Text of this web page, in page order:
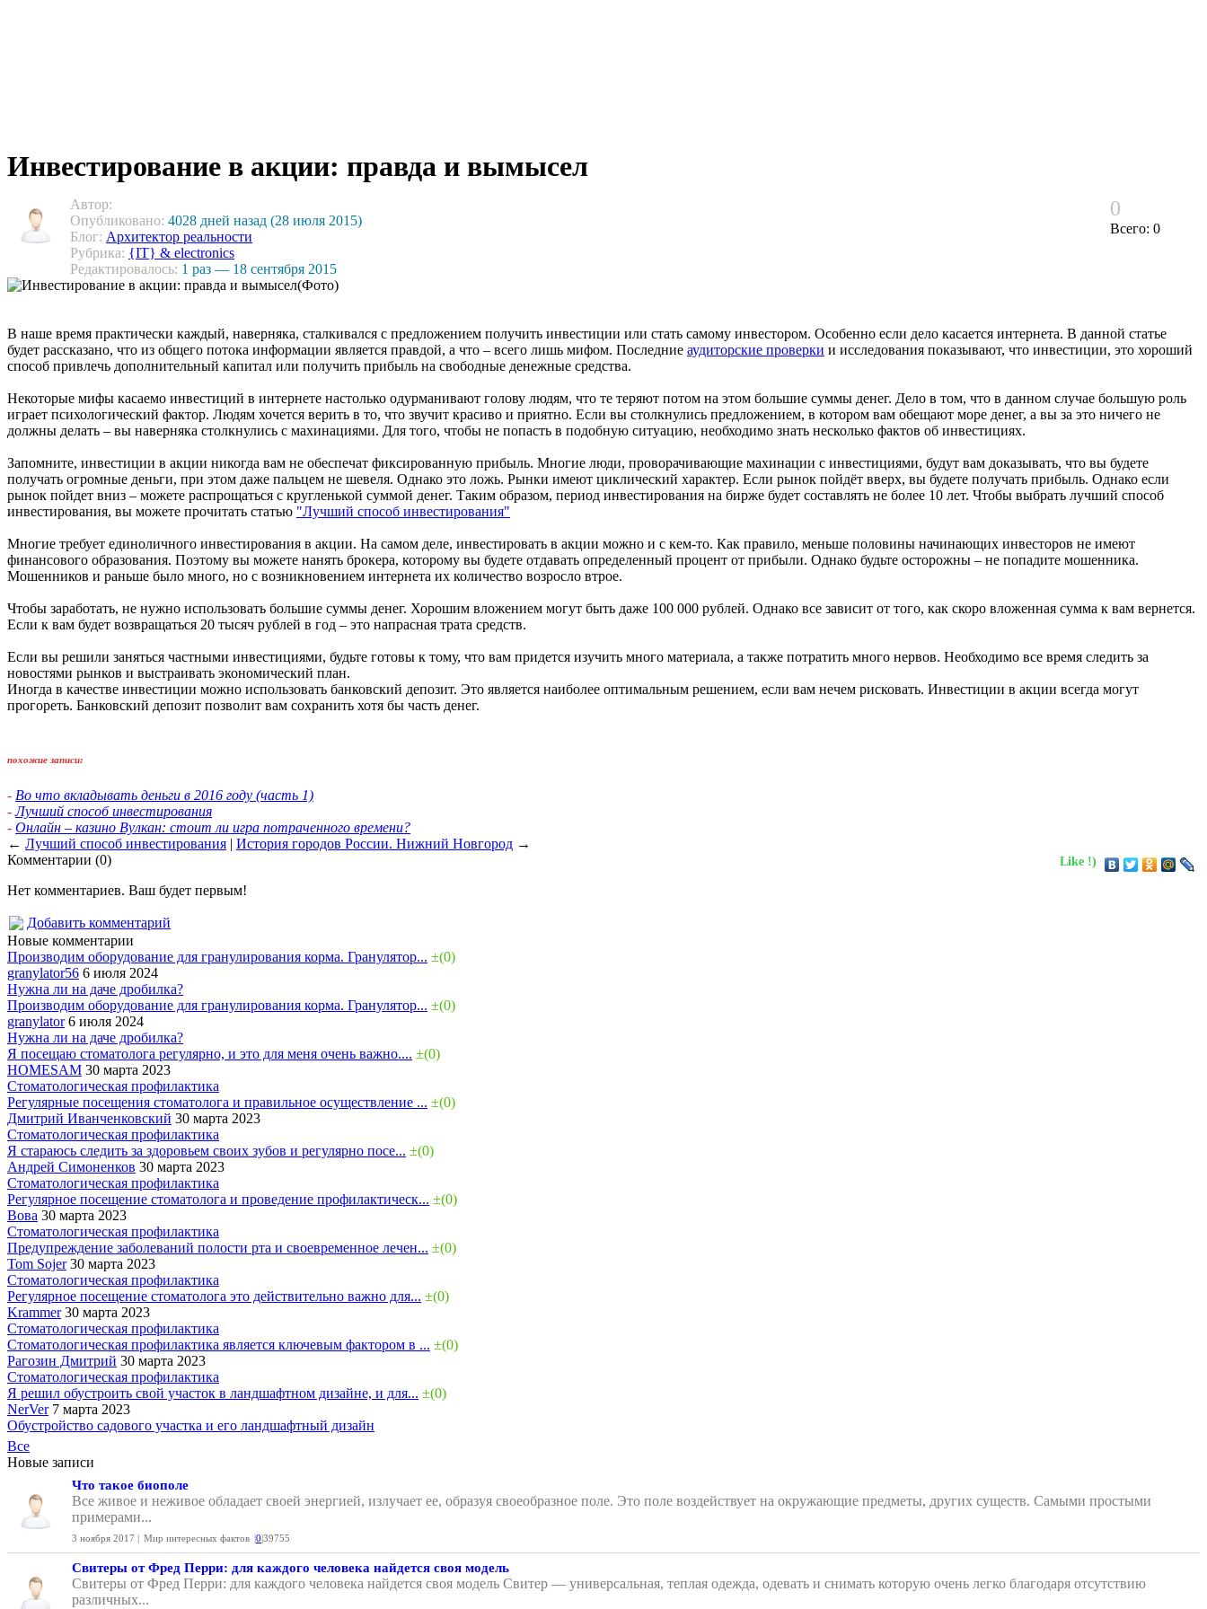
Инвестирование в акции: правда и вымысел
Автор:
Опубликовано: 4028 дней назад (28 июля 2015)
Блог: Архитектор реальности
Рубрика: {IT} & electronics
Редактировалось: 1 раз — 18 сентября 2015
0
Всего: 0
В наше время практически каждый, наверняка, сталкивался с предложением получить инвестиции или стать самому инвестором. Особенно если дело касается интернета. В данной статье
будет рассказано, что из общего потока информации является правдой, а что – всего лишь мифом. Последние аудиторские проверки и исследования показывают, что инвестиции, это хороший
способ привлечь дополнительный капитал или получить прибыль на свободные денежные средства.
Некоторые мифы касаемо инвестиций в интернете настолько одурманивают голову людям, что те теряют потом на этом большие суммы денег. Дело в том, что в данном случае большую роль
играет психологический фактор. Людям хочется верить в то, что звучит красиво и приятно. Если вы столкнулись предложением, в котором вам обещают море денег, а вы за это ничего не
должны делать – вы наверняка столкнулись с махинациями. Для того, чтобы не попасть в подобную ситуацию, необходимо знать несколько фактов об инвестициях.
Запомните, инвестиции в акции никогда вам не обеспечат фиксированную прибыль. Многие люди, проворачивающие махинации с инвестициями, будут вам доказывать, что вы будете
получать огромные деньги, при этом даже пальцем не шевеля. Однако это ложь. Рынки имеют циклический характер. Если рынок пойдёт вверх, вы будете получать прибыль. Однако если
рынок пойдет вниз – можете распрощаться с кругленькой суммой денег. Таким образом, период инвестирования на бирже будет составлять не более 10 лет. Чтобы выбрать лучший способ
инвестирования, вы можете прочитать статью "Лучший способ инвестирования"
Многие требует единоличного инвестирования в акции. На самом деле, инвестировать в акции можно и с кем-то. Как правило, меньше половины начинающих инвесторов не имеют
финансового образования. Поэтому вы можете нанять брокера, которому вы будете отдавать определенный процент от прибыли. Однако будьте осторожны – не попадите мошенника.
Мошенников и раньше было много, но с возникновением интернета их количество возросло втрое.
Чтобы заработать, не нужно использовать большие суммы денег. Хорошим вложением могут быть даже 100 000 рублей. Однако все зависит от того, как скоро вложенная сумма к вам вернется.
Если к вам будет возвращаться 20 тысяч рублей в год – это напрасная трата средств.
Если вы решили заняться частными инвестициями, будьте готовы к тому, что вам придется изучить много материала, а также потратить много нервов. Необходимо все время следить за
новостями рынков и выстраивать экономический план.
Иногда в качестве инвестиции можно использовать банковский депозит. Это является наиболее оптимальным решением, если вам нечем рисковать. Инвестиции в акции всегда могут
прогореть. Банковский депозит позволит вам сохранить хотя бы часть денег.
похожие записи:
- Во что вкладывать деньги в 2016 году (часть 1)
-Лучший способ инвестирования
- Онлайн – казино Вулкан: стоит ли игра потраченного времени?
← Лучший способ инвестирования | История городов России. Нижний Новгород →
Like !)
Комментарии (0)
Нет комментариев. Ваш будет первым!
Добавить комментарий
Новые комментарии
Производим оборудование для гранулирования корма. Гранулятор... ±(0)
granylator56 6 июля 2024
Нужна ли на даче дробилка?
Производим оборудование для гранулирования корма. Гранулятор... ±(0)
granylator6 июля 2024
Нужна ли на даче дробилка?
Я посещаю стоматолога регулярно, и это для меня очень важно.... ±(0)
HOMESAM 30 марта 2023
Стоматологическая профилактика
Регулярные посещения стоматолога и правильное осуществление ... ±(0)
Дмитрий Иванченковский 30 марта 2023
Стоматологическая профилактика
Я стараюсь следить за здоровьем своих зубов и регулярно посе... ±(0)
Андрей Симоненков 30 марта 2023
Стоматологическая профилактика
Регулярное посещение стоматолога и проведение профилактическ... ±(0)
Вова 30 марта 2023
Стоматологическая профилактика
Предупреждение заболеваний полости рта и своевременное лечен... ±(0)
Tom Sojer30 марта 2023
Стоматологическая профилактика
Регулярное посещение стоматолога это действительно важно для... ±(0)
Krammer30 марта 2023
Стоматологическая профилактика
Стоматологическая профилактика является ключевым фактором в ... ±(0)
Рагозин Дмитрий 30 марта 2023
Стоматологическая профилактика
Я решил обустроить свой участок в ландшафтном дизайне, и для... ±(0)
NerVer7 марта 2023
Обустройство садового участка и его ландшафтный дизайн
Все
Новые записи
Что такое биополе
Все живое и неживое обладает своей энергией, излучает ее, образуя своеобразное поле. Это поле воздействует на окружающие предметы, других существ. Самыми простыми
примерами...
3 ноября 2017 | Мир интересных фактов 0 39755
Свитеры от Фред Перри: для каждого человека найдется своя модель
Свитеры от Фред Перри: для каждого человека найдется своя модель Свитер — универсальная, теплая одежда, одевать и снимать которую очень легко благодаря отсутствию
различных...